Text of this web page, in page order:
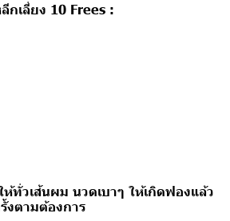
กเลี่ยง 10 Frees :
ทั่วเส้นผม นวดเบาๆ ให้เกิดฟองแล้ว
งตามต้องการ